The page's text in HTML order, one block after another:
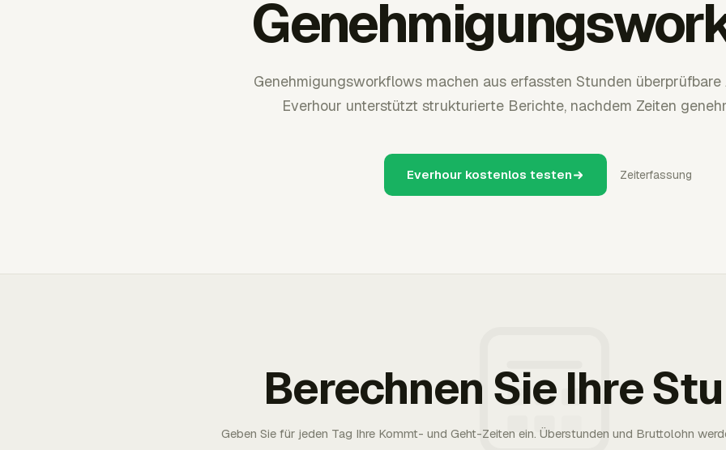
Genehmigungsworkflows machen aus erfassten Stunden
Everhour unterstützt strukturierte Berichte, nachdem Zeiten
Everhour kostenlos testen Zeiterfassung
Berechnen Sie Ihre
Geben Sie für jeden Tag Ihre Kommt- und Geht-Zeiten ein. Überstunden und Bruttolohn